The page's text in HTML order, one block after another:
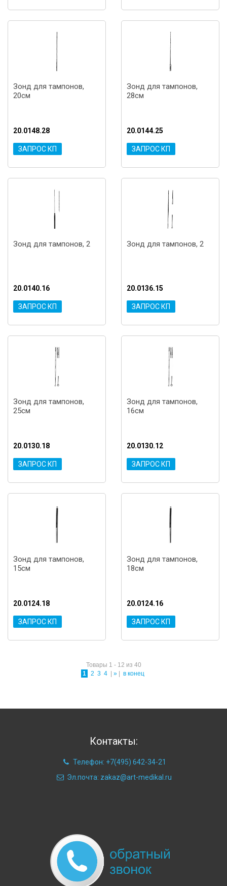
Зонд для тампонов,
20см
20.0148.28
ЗАПРОС КП
Зонд для тампонов,
28см
20.0144.25
ЗАПРОС КП
Зонд для тампонов, 2
20.0140.16
ЗАПРОС КП
Зонд для тампонов, 2
20.0136.15
ЗАПРОС КП
Зонд для тампонов,
25см
20.0130.18
ЗАПРОС КП
Зонд для тампонов,
16см
20.0130.12
ЗАПРОС КП
Зонд для тампонов,
15см
20.0124.18
ЗАПРОС КП
Зонд для тампонов,
18см
20.0124.16
ЗАПРОС КП
Товары 1 - 12 из 40
1
2 3 4 » в конец
Контакты:
Телефон: +7(495) 642-34-21
Эл.почта: zakaz@art-medikal.ru